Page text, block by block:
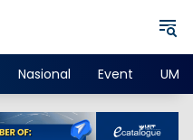
Nasional Event